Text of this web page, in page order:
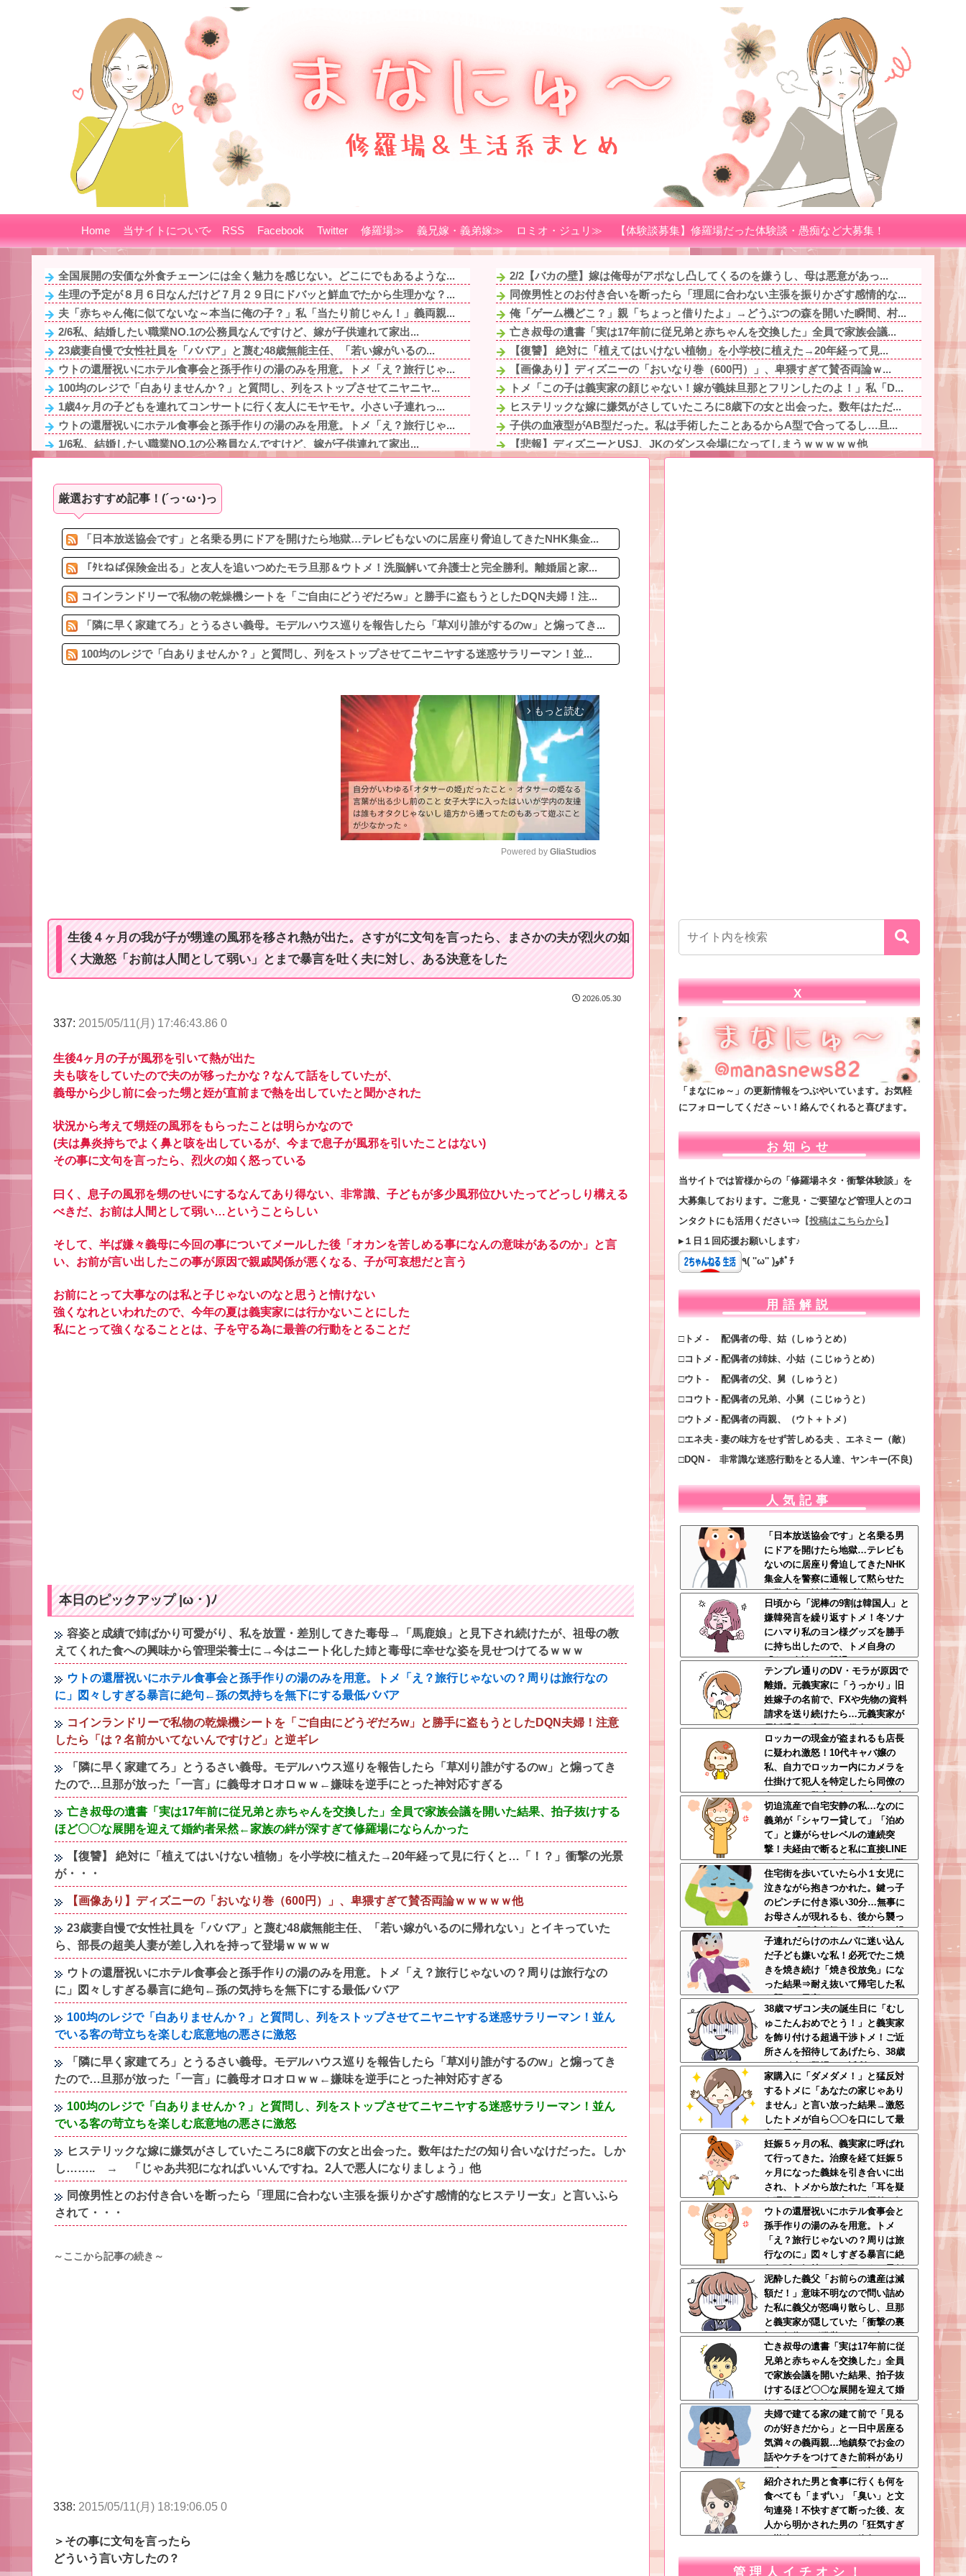
Home 当サイトについて RSS Facebook Twitter 修羅場≫ 義兄嫁・義弟嫁≫ ロミオ・ジュリ≫ 【体験談募集】修羅場だった体験談・愚痴など大募集！
全国展開の安価な外食チェーンには全く魅力を感じない。どこにでもあるような...
生理の予定が８月６日なんだけど７月２９日にドバッと鮮血でたから生理かな？...
夫「赤ちゃん俺に似てないな～本当に俺の子？」私「当たり前じゃん！」義両親...
2/6私、結婚したい職業NO.1の公務員なんですけど、嫁が子供連れて家出...
23歳妻自慢で女性社員を「ババア」と蔑む48歳無能主任、「若い嫁がいるの...
ウトの還暦祝いにホテル食事会と孫手作りの湯のみを用意。トメ「え？旅行じゃ...
100均のレジで「白ありませんか？」と質問し、列をストップさせてニヤニヤ...
1歳4ヶ月の子どもを連れてコンサートに行く友人にモヤモヤ。小さい子連れっ...
ウトの還暦祝いにホテル食事会と孫手作りの湯のみを用意。トメ「え？旅行じゃ...
1/6私、結婚したい職業NO.1の公務員なんですけど、嫁が子供連れて家出...
100均のレジで「白ありませんか？」と質問し、列をストップさせてニヤニヤ...
先生から電話があったんだけど、「〜とか〜」「〜とか考えて〜」と何度も言っ...
90年ぶりに誕生した待望の女の子。お祭り騒ぎの義実家の一方で、近所の婦人...
23歳妻自慢で女性社員を「ババア」と蔑む48歳無能主任、「若い嫁がいるの...
2/2【バカの壁】嫁は俺母がアポなし凸してくるのを嫌うし、母は悪意があっ...
同僚男性とのお付き合いを断ったら「理屈に合わない主張を振りかざす感情的な...
俺「ゲーム機どこ？」親「ちょっと借りたよ」→どうぶつの森を開いた瞬間、村...
亡き叔母の遺書「実は17年前に従兄弟と赤ちゃんを交換した」全員で家族会議...
【復讐】 絶対に「植えてはいけない植物」を小学校に植えた→20年経って見...
【画像あり】ディズニーの「おいなり巻（600円）」、卑猥すぎて賛否両論ｗ...
トメ「この子は義実家の顔じゃない！嫁が義妹旦那とフリンしたのよ！」私「D...
ヒステリックな嫁に嫌気がさしていたころに8歳下の女と出会った。数年はただ...
子供の血液型がAB型だった。私は手術したことあるからA型で合ってるし…旦...
【悲報】ディズニーとUSJ、JKのダンス会場になってしまうｗｗｗｗｗ他
【画像】令和最新版の宇垣美里さん←こう言うのでいいんだよが目一杯詰まって...
厳選おすすめ記事！(´っ･ω･)っ
「日本放送協会です」と名乗る男にドアを開けたら地獄…テレビもないのに居座り脅迫してきたNHK集金...
「ﾀﾋねば保険金出る」と友人を追いつめたモラ旦那＆ウトメ！洗脳解いて弁護士と完全勝利。離婚届と家...
コインランドリーで私物の乾燥機シートを「ご自由にどうぞだろw」と勝手に盗もうとしたDQN夫婦！注...
「隣に早く家建てろ」とうるさい義母。モデルハウス巡りを報告したら「草刈り誰がするのw」と煽ってき...
100均のレジで「白ありませんか？」と質問し、列をストップさせてニヤニヤする迷惑サラリーマン！並...
arrow_forward_ios もっと読む
t
Powered by GliaStudios
生後４ヶ月の我が子が甥達の風邪を移され熱が出た。さすがに文句を言ったら、まさかの夫が烈火の如
く大激怒「お前は人間として弱い」とまで暴言を吐く夫に対し、ある決意をした
2026.05.30
337: 2015/05/11(月) 17:46:43.86 0
生後4ヶ月の子が風邪を引いて熱が出た
夫も咳をしていたので夫のが移ったかな？なんて話をしていたが、
義母から少し前に会った甥と姪が直前まで熱を出していたと聞かされた
状況から考えて甥姪の風邪をもらったことは明らかなので
(夫は鼻炎持ちでよく鼻と咳を出しているが、今まで息子が風邪を引いたことはない)
その事に文句を言ったら、烈火の如く怒っている
曰く、息子の風邪を甥のせいにするなんてあり得ない、非常識、子どもが多少風邪位ひいたってどっしり構える
べきだ、お前は人間として弱い…ということらしい
そして、半ば嫌々義母に今回の事についてメールした後「オカンを苦しめる事になんの意味があるのか」と言
い、お前が言い出したこの事が原因で親戚関係が悪くなる、子が可哀想だと言う
お前にとって大事なのは私と子じゃないのなと思うと情けない
強くなれといわれたので、今年の夏は義実家には行かないことにした
私にとって強くなることとは、子を守る為に最善の行動をとることだ
本日のピックアップ |ω・)ﾉ
容姿と成績で姉ばかり可愛がり、私を放置・差別してきた毒母→「馬鹿娘」と見下され続けたが、祖母の教
えてくれた食への興味から管理栄養士に→今はニート化した姉と毒母に幸せな姿を見せつけてるｗｗｗ
ウトの還暦祝いにホテル食事会と孫手作りの湯のみを用意。トメ「え？旅行じゃないの？周りは旅行なの
に」図々しすぎる暴言に絶句←孫の気持ちを無下にする最低ババア
コインランドリーで私物の乾燥機シートを「ご自由にどうぞだろw」と勝手に盗もうとしたDQN夫婦！注意
したら「は？名前かいてないんですけど」と逆ギレ
「隣に早く家建てろ」とうるさい義母。モデルハウス巡りを報告したら「草刈り誰がするのw」と煽ってき
たので…旦那が放った「一言」に義母オロオロｗｗ←嫌味を逆手にとった神対応すぎる
亡き叔母の遺書「実は17年前に従兄弟と赤ちゃんを交換した」全員で家族会議を開いた結果、拍子抜けする
ほど〇〇な展開を迎えて婚約者呆然←家族の絆が深すぎて修羅場にならんかった
【復讐】 絶対に「植えてはいけない植物」を小学校に植えた→20年経って見に行くと…「！？」衝撃の光景
が・・・
【画像あり】ディズニーの「おいなり巻（600円）」、卑猥すぎて賛否両論ｗｗｗｗｗ他
23歳妻自慢で女性社員を「ババア」と蔑む48歳無能主任、「若い嫁がいるのに帰れない」とイキっていた
ら、部長の超美人妻が差し入れを持って登場ｗｗｗｗ
ウトの還暦祝いにホテル食事会と孫手作りの湯のみを用意。トメ「え？旅行じゃないの？周りは旅行なの
に」図々しすぎる暴言に絶句←孫の気持ちを無下にする最低ババア
100均のレジで「白ありませんか？」と質問し、列をストップさせてニヤニヤする迷惑サラリーマン！並ん
でいる客の苛立ちを楽しむ底意地の悪さに激怒
「隣に早く家建てろ」とうるさい義母。モデルハウス巡りを報告したら「草刈り誰がするのw」と煽ってき
たので…旦那が放った「一言」に義母オロオロｗｗ←嫌味を逆手にとった神対応すぎる
100均のレジで「白ありませんか？」と質問し、列をストップさせてニヤニヤする迷惑サラリーマン！並ん
でいる客の苛立ちを楽しむ底意地の悪さに激怒
ヒステリックな嫁に嫌気がさしていたころに8歳下の女と出会った。数年はただの知り合いなけだった。しか
し…….. → 「じゃあ共犯になればいいんですね。2人で悪人になりましょう」他
同僚男性とのお付き合いを断ったら「理屈に合わない主張を振りかざす感情的なヒステリー女」と言いふら
されて・・・
～ここから記事の続き～
338: 2015/05/11(月) 18:19:06.05 0
＞その事に文句を言ったら
どういう言い方したの？
X
「まなにゅ～」の更新情報をつぶやいています。お気軽
にフォローしてくださ～い！絡んでくれると喜びます。
お知らせ
当サイトでは皆様からの「修羅場ネタ・衝撃体験談」を
大募集しております。ご意見・ご要望など管理人とのコ
ンタクトにも活用ください⇒ 【投稿はこちらから 】
▸１日１回応援お願いします♪
٩( ''ω'' )وﾎﾟﾁ
用語解説
□トメ - 配偶者の母、姑（しゅうとめ）
□コトメ - 配偶者の姉妹、小姑（こじゅうとめ）
□ウト - 配偶者の父、舅（しゅうと）
□コウト - 配偶者の兄弟、小舅（こじゅうと）
□ウトメ - 配偶者の両親、（ウト＋トメ）
□エネ夫 - 妻の味方をせず苦しめる夫 、エネミー（敵）
□DQN - 非常識な迷惑行動をとる人達、ヤンキー(不良)
人気記事
「日本放送協会です」と名乗る男
にドアを開けたら地獄…テレビも
ないのに居座り脅迫してきたNHK
集金人を警察に通報して黙らせた
←警察官の神対応に感謝しかない
日頃から「泥棒の9割は韓国人」と
嫌韓発言を繰り返すトメ！冬ソナ
にハマり私のヨン様グッズを勝手
に持ち出したので、トメ自身の
「あの自論」で撃退したったｗｗ
←矛盾だらけのトメにブーメラン
刺さりまくり
テンプレ通りのDV・モラが原因で
離婚。元義実家に「うっかり」旧
姓嫁子の名前で、FXや先物の資料
請求を送り続けたら…元義実家が
電話番号を変更し、借金まみれに
なっていた話ｗｗｗｗｗ
ロッカーの現金が盗まれるも店長
に疑われ激怒！10代キャバ嬢の
私、自力でロッカー内にカメラを
仕掛けて犯人を特定したら同僚の
女だった…警察へ行くと言って止
められ、加害者に泣かれながら大
揉めして・・・
切迫流産で自宅安静の私…なのに
義弟が「シャワー貸して」「泊め
て」と嫌がらせレベルの連続突
撃！夫経由で断ると私に直接LINE
してきて絶句←大人しく自宅の風
呂に入れよ
住宅街を歩いていたら小１女児に
泣きながら抱きつかれた。鍵っ子
のピンチに付き添い30分…無事に
お母さんが現れるも、後から襲っ
てきた「不審者扱いの恐怖」←親
切心が裏目に出るかもしれない世
の中怖すぎる
子連れだらけのホムパに迷い込ん
だ子ども嫌いな私！必死でたこ焼
きを焼き続け「焼き役放免」にな
った結果⇒耐え抜いて帰宅した私
を襲った異変ｗｗｗ←ストレスで3
7.5度の熱が出るのは凄まじい
38歳マザコン夫の誕生日に「むし
ゅこたんおめでとう！」と義実家
を飾り付ける超過干渉トメ！ご近
所さんを招待してあげたら、38歳
メタボ夫が登場して近所のおじい
さんが大爆発する事態に
家購入に「ダメダメ！」と猛反対
するトメに「あなたの家じゃあり
ません」と言い放った結果→激怒
したトメが自ら〇〇を口にして最
高の展開へｗｗｗｗｗｗ
妊娠５ヶ月の私、義実家に呼ばれ
て行ってきた。治療を経て妊娠５
ヶ月になった義妹を引き合いに出
され、トメから放たれた「耳を疑
う理不尽すぎる一言」に愕然←妊
娠時期の操作とか超能力者かよ
ウトの還暦祝いにホテル食事会と
孫手作りの湯のみを用意。トメ
「え？旅行じゃないの？周りは旅
行なのに」図々しすぎる暴言に絶
句←孫の気持ちを無下にする最低
ババア
泥酔した義父「お前らの遺産は減
額だ！」意味不明なので問い詰め
た私に義父が怒鳴り散らし、旦那
と義実家が隠していた「衝撃の裏
切り行為」が発覚ｗｗｗ←知らん
間に200万払われてて草
亡き叔母の遺書「実は17年前に従
兄弟と赤ちゃんを交換した」全員
で家族会議を開いた結果、拍子抜
けするほど〇〇な展開を迎えて婚
約者呆然←家族の絆が深すぎて修
羅場にならんかった
夫婦で建てる家の建て前で「見る
のが好きだから」と一日中居座る
気満々の義両親…地鎮祭でお金の
話やケチをつけてきた前科があり
不安しかない←見るのが好きとか
完全に野次馬の思考
紹介された男と食事に行くも何を
食べても「まずい」「臭い」と文
句連発！不快すぎて断った後、友
人から明かされた男の「狂気すぎ
る勘違いシナリオ」に絶句ｗｗ←
管理人イチオシ！